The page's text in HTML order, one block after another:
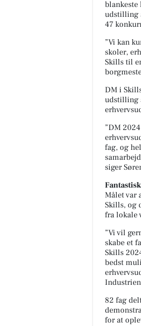
blankeste
udstilling
47
”Vi kan
skoler,
Skills til
DM i
udstilling
”DM
fag, og
siger
Målet var
Skills, og
fra lokale
”Vi vil
skabe et
Skills
bedst
82 fag
for at